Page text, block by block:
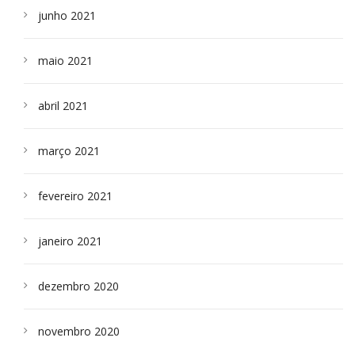
junho 2021
maio 2021
abril 2021
março 2021
fevereiro 2021
janeiro 2021
dezembro 2020
novembro 2020